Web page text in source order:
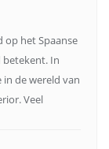
op het Spaanse
betekent. In
in de wereld van
Veel